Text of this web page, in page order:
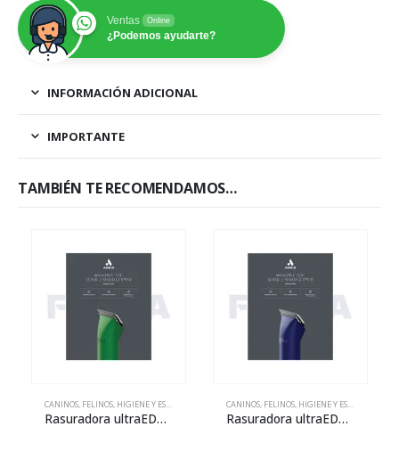
Ventas Online
¿Podemos ayudarte?
INFORMACIÓN ADICIONAL
IMPORTANTE
TAMBIÉN TE RECOMENDAMOS…
CANINOS, FELINOS, HIGIENE Y ESTÉTICA
Rasuradora ultraEDGE AGC Super 2 – verde
CANINOS, FELINOS, HIGIENE Y ESTÉTICA
Rasuradora ultraEDGE AGC Super 2 – azul